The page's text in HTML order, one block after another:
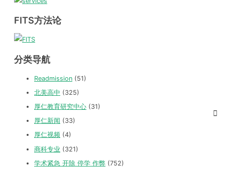
FITS方法论
分类导航
Readmission (51)
北美高中 (325)
厚仁教育研究中心 (31)
厚仁新闻 (33)
厚仁视频 (4)
商科专业 (321)
学术紧急 开除 停学 作弊 (752)